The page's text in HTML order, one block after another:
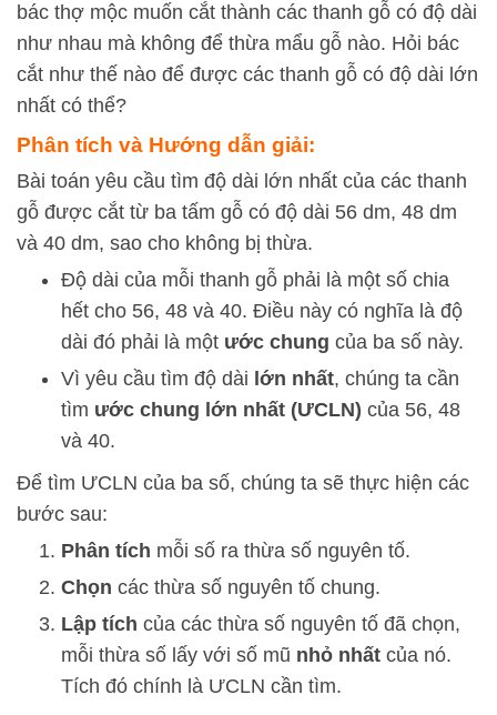
bác thợ mộc muốn cắt thành các thanh gỗ có độ dài
như nhau mà không để thừa mẩu gỗ nào. Hỏi bác
cắt như thế nào để được các thanh gỗ có độ dài lớn
nhất có thể?
Phân tích và Hướng dẫn giải:
Bài toán yêu cầu tìm độ dài lớn nhất của các thanh
gỗ được cắt từ ba tấm gỗ có độ dài 56 dm, 48 dm
và 40 dm, sao cho không bị thừa.
Độ dài của mỗi thanh gỗ phải là một số chia
hết cho 56, 48 và 40. Điều này có nghĩa là độ
dài đó phải là một ước chung của ba số này.
Vì yêu cầu tìm độ dài lớn nhất, chúng ta cần
tìm ước chung lớn nhất (ƯCLN) của 56, 48
và 40.
Để tìm ƯCLN của ba số, chúng ta sẽ thực hiện các
bước sau:
Phân tích mỗi số ra thừa số nguyên tố.
Chọn các thừa số nguyên tố chung.
Lập tích của các thừa số nguyên tố đã chọn,
mỗi thừa số lấy với số mũ nhỏ nhất của nó.
Tích đó chính là ƯCLN cần tìm.